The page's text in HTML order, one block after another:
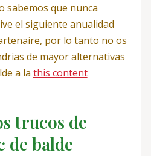
sabemos que nunca
el siguiente anualidad
por lo tanto no os
de mayor alternativas
a la this content
trucos de
de balde